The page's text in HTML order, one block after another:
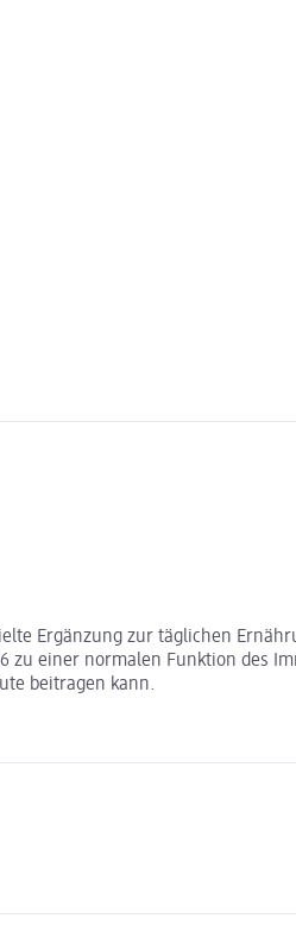
Ergänzung zur täglichen
zu einer normalen Funktion
beitragen kann.